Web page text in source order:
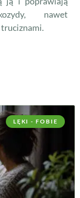
nawet
LĘKI - FOBIE